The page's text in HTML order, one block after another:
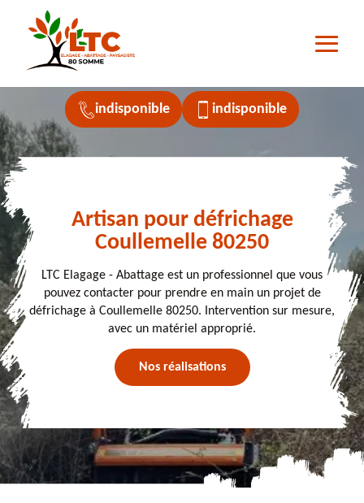
indisponible indisponible
Artisan pour défrichage
Coullemelle 80250
LTC Elagage - Abattage est un professionnel que vous
pouvez contacter pour prendre en main un projet de
défrichage à Coullemelle 80250. Intervention sur mesure,
avec un matériel approprié.
Nos réalisations